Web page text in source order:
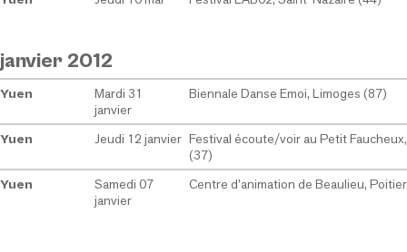
janvier 2012
Yuen
Mardi 31
janvier
Biennale Danse Emoi, Limoges (87)
Yuen Jeudi 12 janvier Festival écoute/voir au Petit
(37)
Yuen
Samedi 07
janvier
Centre d’animation de Beaulieu,